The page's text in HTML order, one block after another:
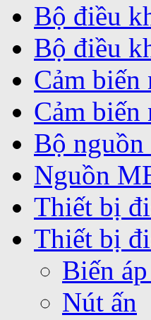
Bộ điều
Bộ điều
Cảm
Cảm
Bộ
Nguồn
Thiết bị
Thiết bị
Biến
Nút ấn